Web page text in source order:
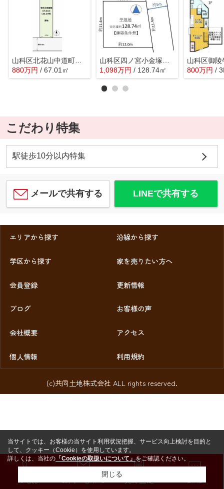
山科区北花山中道町 売地
880万円 / 67.01㎡
1,098万円 / 128.74㎡ 800万円 /
こだわり特集
駅徒歩10分以内特集
メールで共有する LINEで共有する
エリアから探す 沿線から探す
学区から探す 家を売りたい方へ
会員登録 更新情報
ブログ お客様の声
会社概要 アクセス
個人情報 利用規約
(c)共同土地株式会社 ALL rights reserved.
お問い合わせ
当サイトでは、お客様の当サイト利用状況把握、サービス向上検討を目的と
して、クッキー（Cookie）を使用しています。
詳しくは、当社の 「Cookieの取扱いについて」をご確認ください。
閉じる